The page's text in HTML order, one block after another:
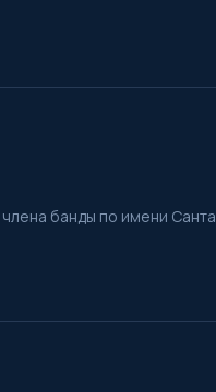
банды по имени Санта